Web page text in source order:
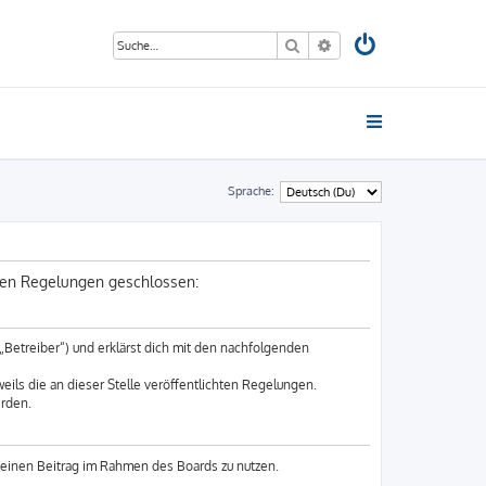
Suche Erweiterte Suche
Sprache:
Regelungen geschlossen:
und erklärst dich mit den nachfolgenden
die an dieser Stelle veröffentlichten Regelungen.
Beitrag im Rahmen des Boards zu nutzen.